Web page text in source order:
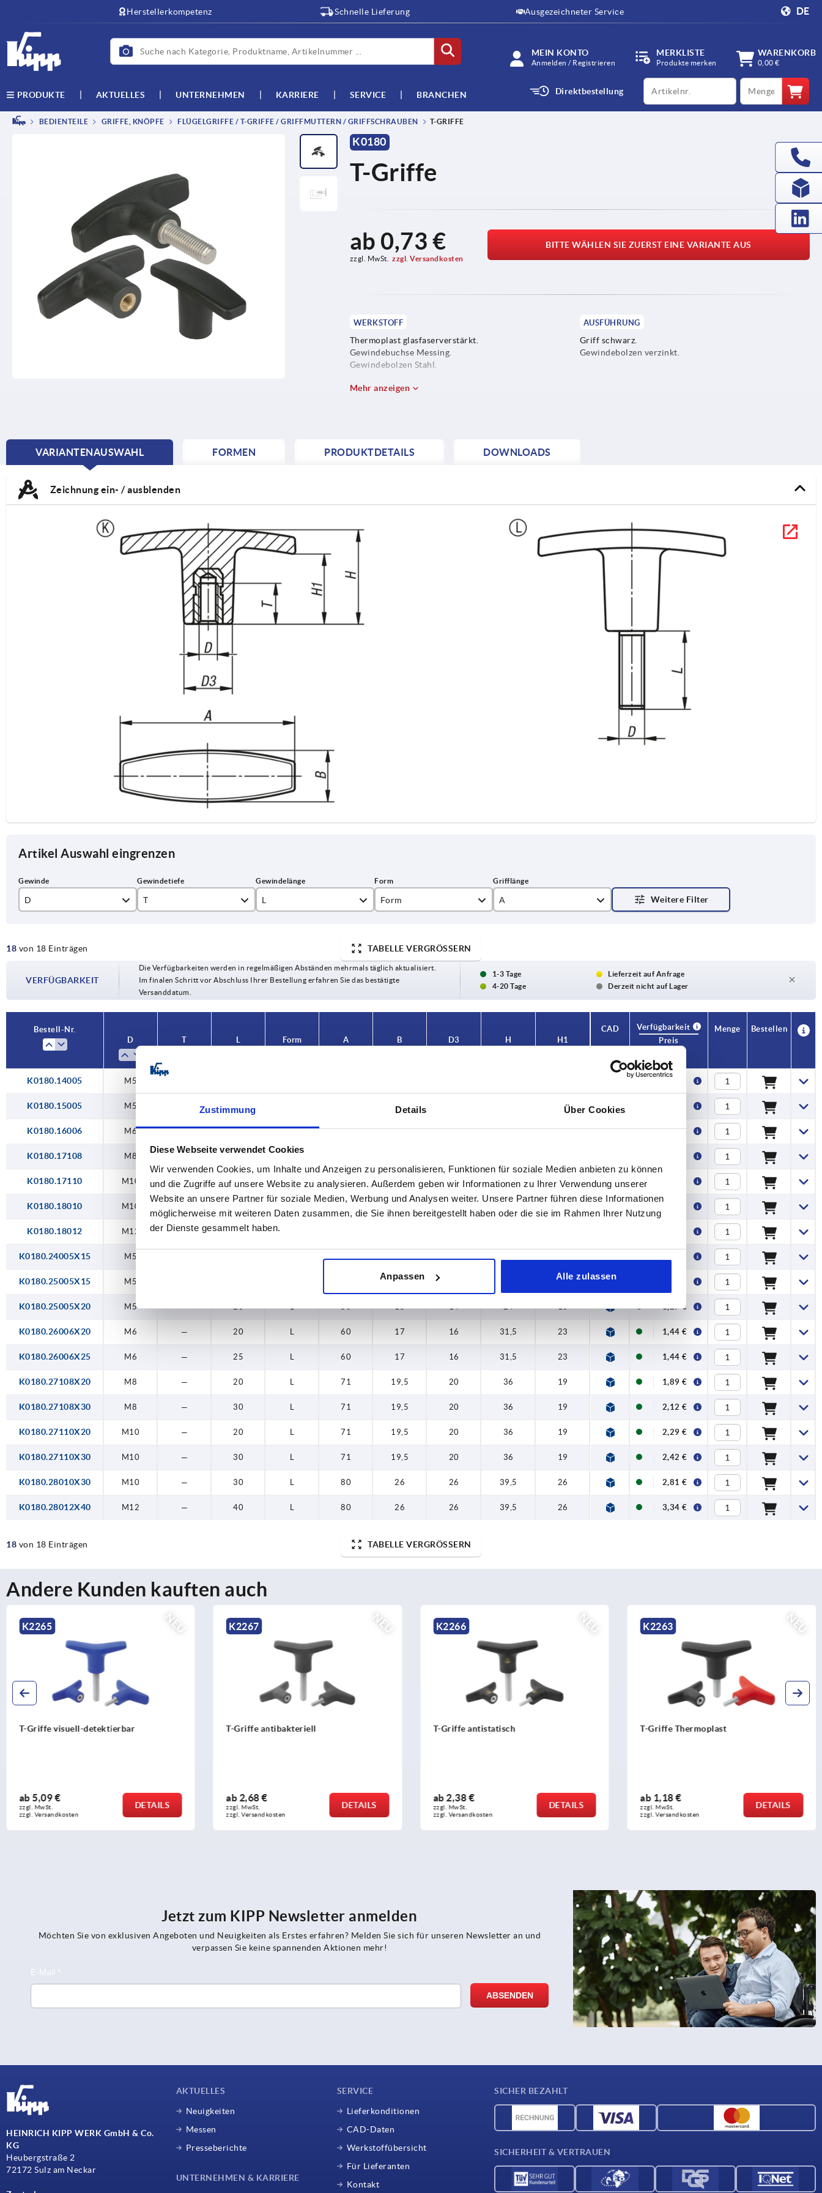
Zustimmung Details Über Cookies
Diese Webseite verwendet Cookies
Wir verwenden Cookies, um Inhalte und Anzeigen zu personalisieren, Funktionen für soziale Medien anbieten zu können
und die Zugriffe auf unsere Website zu analysieren. Außerdem geben wir Informationen zu Ihrer Verwendung unserer
Website an unsere Partner für soziale Medien, Werbung und Analysen weiter. Unsere Partner führen diese Informationen
möglicherweise mit weiteren Daten zusammen, die Sie ihnen bereitgestellt haben oder die sie im Rahmen Ihrer Nutzung
der Dienste gesammelt haben.
Anpassen Alle zulassen
Herstellerkompetenz Schnelle Lieferung Ausgezeichneter Service DE
MEIN KONTO
Anmelden / Registrieren
MERKLISTE
Produkte merken
WARENKORB
0,00 €
PRODUKTE AKTUELLES UNTERNEHMEN KARRIERE SERVICE BRANCHEN Direktbestellung
productCode qty
BEDIENTEILE GRIFFE, KNÖPFE FLÜGELGRIFFE / T-GRIFFE / GRIFFMUTTERN / GRIFFSCHRAUBEN T-GRIFFE
K0180
T-Griffe
ab 0,73 €
zzgl. MwSt. zzgl. Versandkosten
BITTE WÄHLEN SIE ZUERST EINE VARIANTE AUS
WERKSTOFF
Thermoplast glasfaserverstärkt.
Gewindebuchse Messing.
Gewindebolzen Stahl.
AUSFÜHRUNG
Griff schwarz.
Gewindebolzen verzinkt.
Mehr anzeigen
VARIANTENAUSWAHL
CURRENT
FORMEN PRODUKTDETAILS DOWNLOADS
Zeichnung ein- / ausblenden
Artikel Auswahl eingrenzen
D
M6
M10
T
20
25
L
25
30
Form
L
A
60
71
18 von 18 Einträgen TABELLE VERGRÖSSERN
VERFÜGBARKEIT
Die Verfügbarkeiten werden in regelmäßigen Abständen mehrmals täglich aktualisiert.
Im finalen Schritt vor Abschluss Ihrer Bestellung erfahren Sie das bestätigte
Versanddatum.
1-3 Tage
Lieferzeit auf Anfrage
4-20 Tage
Derzeit nicht auf Lager
Bestell-Nr.
D
T L Form A B D3 H H1
CAD
Verfügbarkeit
Preis
Menge Bestellen
K0180.14005 M5 1,34 €
K0180.15005 M5 15 16 1,38 €
K0180.16006 M6 12 — K 60 17 16 31,5 23 1,85 €
K0180.17108 M8 20 — K 2,85 €
K0180.17110 M10 20 — K 71 19,5 20 36 19 3,15 €
K0180.18010 M10 80 3,68 €
K0180.18012 M12 25 — 4,29 €
K0180.24005X15 M5 0,73 €
K0180.25005X15 M5 15 16 1,27 €
K0180.25005X20 M5 — 20 L 50 15 14 24 16 1,27 €
K0180.26006X20 M6 — 20 L 60 17 16 31,5 23 1,44 €
K0180.26006X25 M6 — 25 L 60 17 16 31,5 23 1,44 €
K0180.27108X20 M8 — 20 L 71 19,5 20 36 19 1,89 €
K0180.27108X30 M8 — 30 L 71 19,5 20 36 19 2,12 €
K0180.27110X20 M10 — 20 L 71 19,5 20 36 19 2,29 €
K0180.27110X30 M10 — 30 L 71 19,5 20 36 19 2,42 €
K0180.28010X30 M10 — 30 L 80 26 26 39,5 26 2,81 €
K0180.28012X40 M12 — 40 L 80 26 26 39,5 26 3,34 €
18 von 18 Einträgen TABELLE VERGRÖSSERN
Andere Kunden kauften auch
K2267
T-Griffe antibakteriell
ab
zzgl. MwSt.
zzgl. Versandkosten
DETAILS
K2266
T-Griffe antistatisch
ab
zzgl. MwSt.
zzgl. Versandkosten
DETAILS
K2263
T-Griffe Thermoplast
ab
zzgl. MwSt.
zzgl. Versandkosten
DETAILS
K1314
Flügelmuttern schmal im Hygienic
ab
zzgl. MwSt.
zzgl. Versandkosten
DETAILS
Jetzt zum KIPP Newsletter anmelden
Möchten Sie von exklusiven Angeboten und Neuigkeiten als Erstes erfahren? Melden Sie sich für unseren Newsletter an und
verpassen Sie keine spannenden Aktionen mehr!
HEINRICH KIPP WERK GmbH & Co.
KG
Heubergstraße 2
72172 Sulz am Neckar
AKTUELLES
Neuigkeiten
Messen
Presseberichte
UNTERNEHMEN & KARRIERE
SERVICE
Lieferkonditionen
CAD-Daten
Werkstoffübersicht
Für Lieferanten
Kontakt
SICHER BEZAHLT
SICHERHEIT & VERTRAUEN